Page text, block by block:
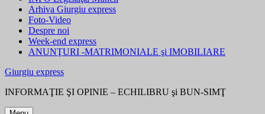
Arhiva Giurgiu express
Foto-Video
Despre noi
Week-end express
ANUNŢURI -MATRIMONIALE şi IMOBILIARE
Giurgiu express
INFORMAŢIE ŞI OPINIE – ECHILIBRU şi BUN-SIMŢ